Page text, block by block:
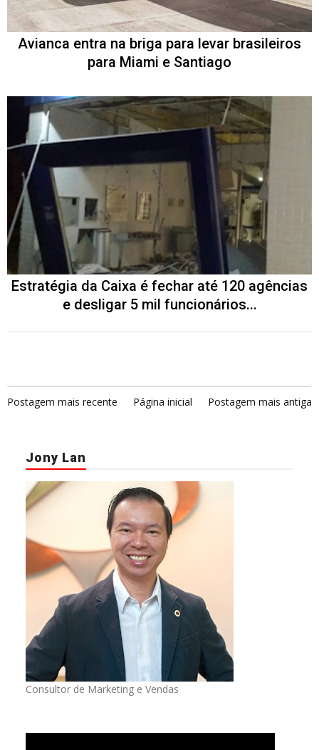
Avianca entra na briga para levar brasileiros
para Miami e Santiago
Estratégia da Caixa é fechar até 120 agências
e desligar 5 mil funcionários...
Postagem mais recente Página inicial Postagem mais antiga
Jony Lan
Consultor de Marketing e Vendas